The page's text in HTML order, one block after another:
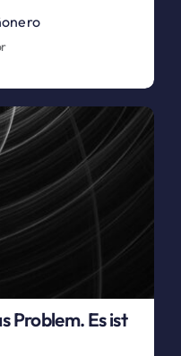
Problem. Es ist